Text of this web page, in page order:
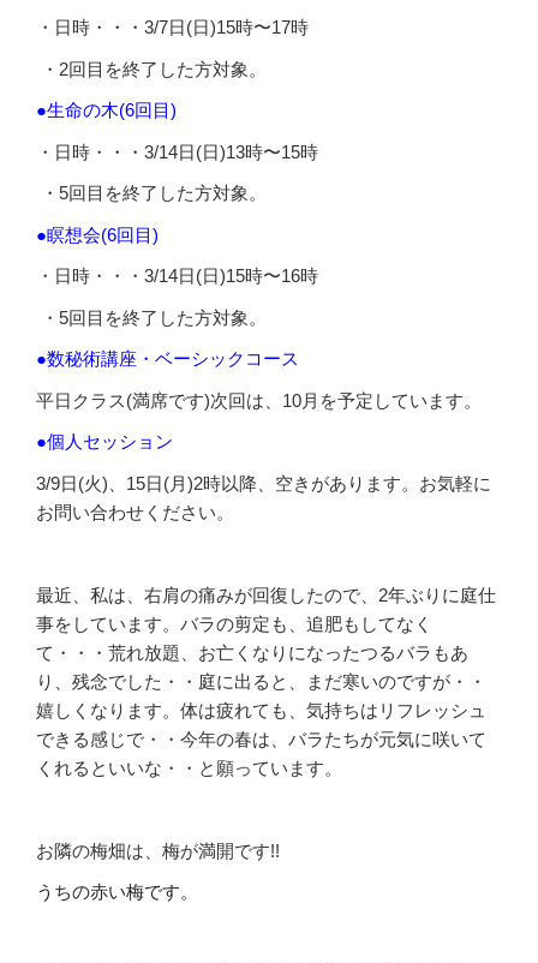
・日時・・・3/7日(日)15時〜17時
・2回目を終了した方対象。
●生命の木(6回目)
・日時・・・3/14日(日)13時〜15時
・5回目を終了した方対象。
●瞑想会(6回目)
・日時・・・3/14日(日)15時〜16時
・5回目を終了した方対象。
●数秘術講座・ベーシックコース
平日クラス(満席です)次回は、10月を予定しています。
●個人セッション
3/9日(火)、15日(月)2時以降、空きがあります。お気軽に
お問い合わせください。
最近、私は、右肩の痛みが回復したので、2年ぶりに庭仕
事をしています。バラの剪定も、追肥もしてなく
て・・・荒れ放題、お亡くなりになったつるバラもあ
り、残念でした・・庭に出ると、まだ寒いのですが・・
嬉しくなります。体は疲れても、気持ちはリフレッシュ
できる感じで・・今年の春は、バラたちが元気に咲いて
くれるといいな・・と願っています。
お隣の梅畑は、梅が満開です!!
うちの赤い梅です。